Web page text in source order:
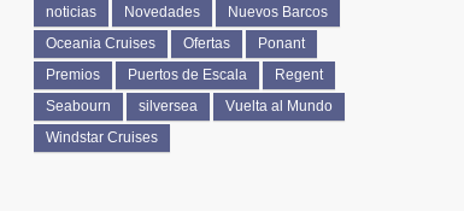
noticias Novedades
Nuevos Barcos
Oceania Cruises
Ofertas
Ponant
Premios
Puertos de Escala
Regent
Seabourn
silversea
Vuelta al Mundo
Windstar Cruises